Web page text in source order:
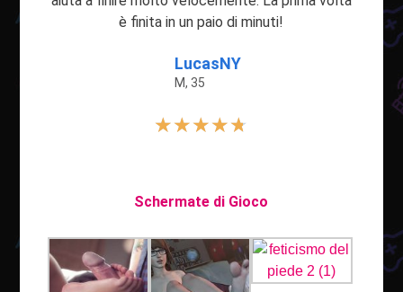
è finita in un paio di minuti!
LucasNY
M, 35
★★★★★
Schermate di Gioco